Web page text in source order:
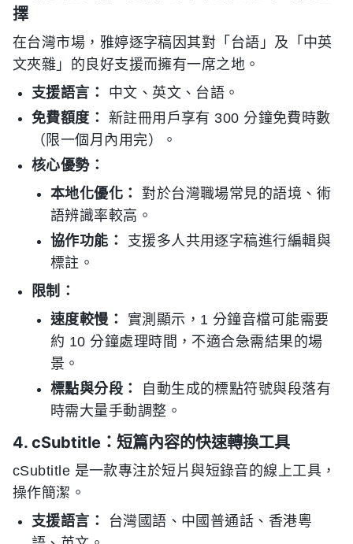
擇
在台灣市場，雅婷逐字稿因其對「台語」及「中英
文夾雜」的良好支援而擁有一席之地。
支援語言：
中文、英文、台語。
免費額度：
新註冊用戶享有 300 分鐘免費時數
（限一個月內用完）。
核心優勢：
本地化優化：
對於台灣職場常見的語境、術
語辨識率較高。
協作功能：
支援多人共用逐字稿進行編輯與
標註。
限制：
速度較慢：
實測顯示，1 分鐘音檔可能需要
約 10 分鐘處理時間，不適合急需結果的場
景。
標點與分段：
自動生成的標點符號與段落有
時需大量手動調整。
4. cSubtitle：短篇內容的快速轉換工具
cSubtitle 是一款專注於短片與短錄音的線上工具，
操作簡潔。
支援語言：
台灣國語、中國普通話、香港粵